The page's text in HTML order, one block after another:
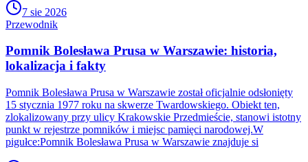
7 sie 2026
Przewodnik
Pomnik Bolesława Prusa w Warszawie: historia,
lokalizacja i fakty
Pomnik Bolesława Prusa w Warszawie został oficjalnie odsłonięty
15 stycznia 1977 roku na skwerze Twardowskiego. Obiekt ten,
zlokalizowany przy ulicy Krakowskie Przedmieście, stanowi istotny
punkt w rejestrze pomników i miejsc pamięci narodowej.W
pigułce:Pomnik Bolesława Prusa w Warszawie znajduje si